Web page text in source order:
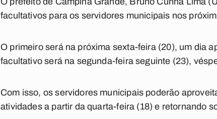
facultativos para os servidores municipais nos
O primeiro será na próxima sexta-feira (20), um dia
facultativo será na segunda-feira seguinte (23),
Com isso, os servidores municipais poderão
atividades a partir da quarta-feira (18) e retornando